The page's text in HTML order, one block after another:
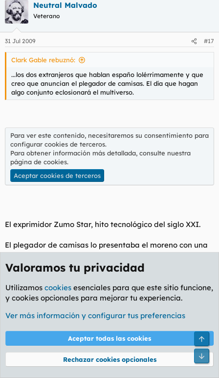
Neutral Malvado
Veterano
31 Jul 2009 #17
Clark Gable rebuznó:
...los dos extranjeros que hablan españo lolérrimamente y que
creo que anuncian el plegador de camisas. El día que hagan
algo conjunto eclosionará el multiverso.
Para ver este contenido, necesitaremos su consentimiento para
configurar cookies de terceros.
Para obtener información más detallada, consulte nuestra
página de cookies.
Aceptar cookies de terceros
El exprimidor Zumo Star, hito tecnológico del siglo XXI.
El plegador de camisas lo presentaba el moreno con una
tía extranjera también.
The Definitive LOLaster
31 Jul 2009
Para ver este contenido, necesitaremos su consentimiento para
configurar cookies de terceros.
Para obtener información más detallada, consulte nuestra
página de cookies.
Valoramos tu privacidad
Utilizamos cookies esenciales para que este sitio funcione,
y cookies opcionales para mejorar tu experiencia.
Ver más información y configurar tus preferencias
Aceptar todas las cookies
Rechazar cookies opcionales
Pie